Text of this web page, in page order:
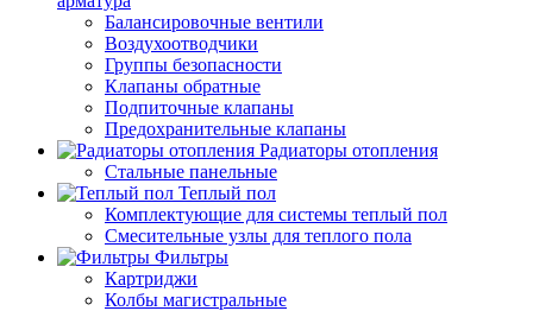
Балансировочные вентили
Воздухоотводчики
Группы безопасности
Клапаны обратные
Подпиточные клапаны
Предохранительные клапаны
Радиаторы отопления
Стальные панельные
Теплый пол
Комплектующие для системы теплый пол
Смесительные узлы для теплого пола
Фильтры
Картриджи
Колбы магистральные